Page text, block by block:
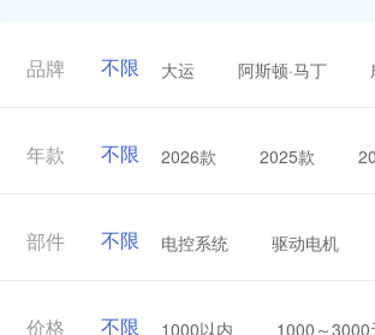
品牌 不限 大运 阿斯顿·马丁
年款 不限 2026款 2025款
部件 不限 电控系统 驱动电机
价格 不限 1000以内 1000～3000